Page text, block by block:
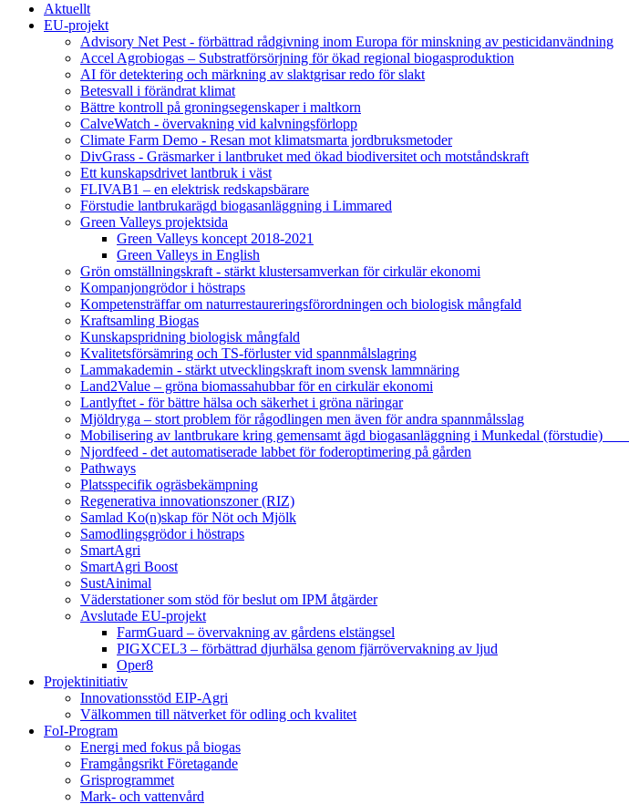
Aktuellt
EU-projekt
Advisory Net Pest - förbättrad rådgivning inom Europa för minskning av pesticidanvändning
Accel Agrobiogas – Substratförsörjning för ökad regional biogasproduktion
AI för detektering och märkning av slaktgrisar redo för slakt
Betesvall i förändrat klimat
Bättre kontroll på groningsegenskaper i maltkorn
CalveWatch - övervakning vid kalvningsförlopp
Climate Farm Demo - Resan mot klimatsmarta jordbruksmetoder
DivGrass - Gräsmarker i lantbruket med ökad biodiversitet och motståndskraft
Ett kunskapsdrivet lantbruk i väst
FLIVAB1 – en elektrisk redskapsbärare
Förstudie lantbrukarägd biogasanläggning i Limmared
Green Valleys projektsida
Green Valleys koncept 2018-2021
Green Valleys in English
Grön omställningskraft - stärkt klustersamverkan för cirkulär ekonomi
Kompanjongrödor i höstraps
Kompetensträffar om naturrestaureringsförordningen och biologisk mångfald
Kraftsamling Biogas
Kunskapspridning biologisk mångfald
Kvalitetsförsämring och TS-förluster vid spannmålslagring
Lammakademin - stärkt utvecklingskraft inom svensk lammnäring
Land2Value – gröna biomassahubbar för en cirkulär ekonomi
Lantlyftet - för bättre hälsa och säkerhet i gröna näringar
Mjöldryga – stort problem för rågodlingen men även för andra spannmålsslag
Mobilisering av lantbrukare kring gemensamt ägd biogasanläggning i Munkedal (förstudie)
Njordfeed - det automatiserade labbet för foderoptimering på gården
Pathways
Platsspecifik ogräsbekämpning
Regenerativa innovationszoner (RIZ)
Samlad Ko(n)skap för Nöt och Mjölk
Samodlingsgrödor i höstraps
SmartAgri
SmartAgri Boost
SustAinimal
Väderstationer som stöd för beslut om IPM åtgärder
Avslutade EU-projekt
FarmGuard – övervakning av gårdens elstängsel
PIGXCEL3 – förbättrad djurhälsa genom fjärrövervakning av ljud
Oper8
Projektinitiativ
Innovationsstöd EIP-Agri
Välkommen till nätverket för odling och kvalitet
FoI-Program
Energi med fokus på biogas
Framgångsrikt Företagande
Grisprogrammet
Mark- och vattenvård